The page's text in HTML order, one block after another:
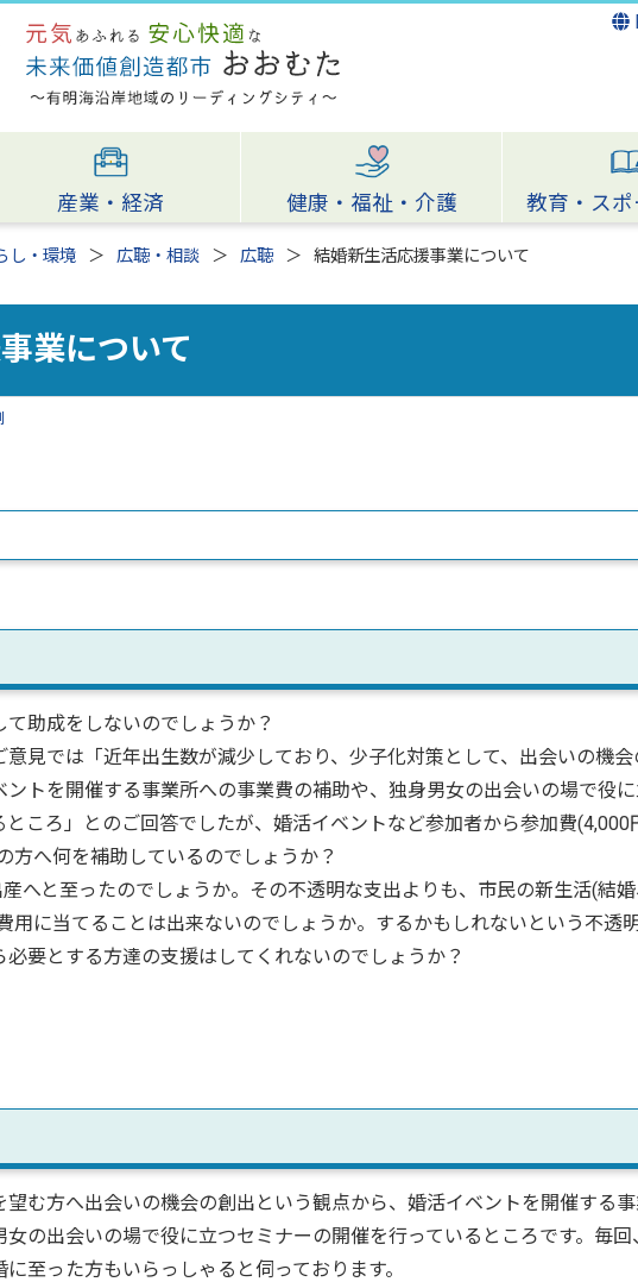
産業・経済 健康・福祉・介護 教育・ス
し・環境 広聴・相談 広聴 結婚新生活応援事業について
業について
助成をしないのでしょうか？
見では「近年出生数が減少しており、少子化対策として、出会いの機会
トを開催する事業所への事業費の補助や、独身男女の出会いの場で役
ころ」とのご回答でしたが、婚活イベントなど参加者から参加費(4,000
方へ何を補助しているのでしょうか？
へと至ったのでしょうか。その不透明な支出よりも、市民の新生活(結婚
用に当てることは出来ないのでしょうか。するかもしれないという不透
要とする方達の支援はしてくれないのでしょうか？
む方へ出会いの機会の創出という観点から、婚活イベントを開催する
の出会いの場で役に立つセミナーの開催を行っているところです。毎回
至った方もいらっしゃると伺っております。